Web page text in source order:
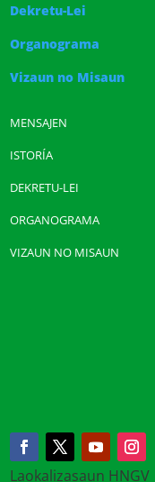
Dekretu-Lei
Organograma
Vizaun no Misaun
MENSAJEN
ISTORÍA
DEKRETU-LEI
ORGANOGRAMA
VIZAUN NO MISAUN
Laokalizasaun HNGV